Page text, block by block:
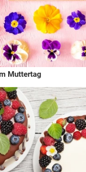
Muttertag